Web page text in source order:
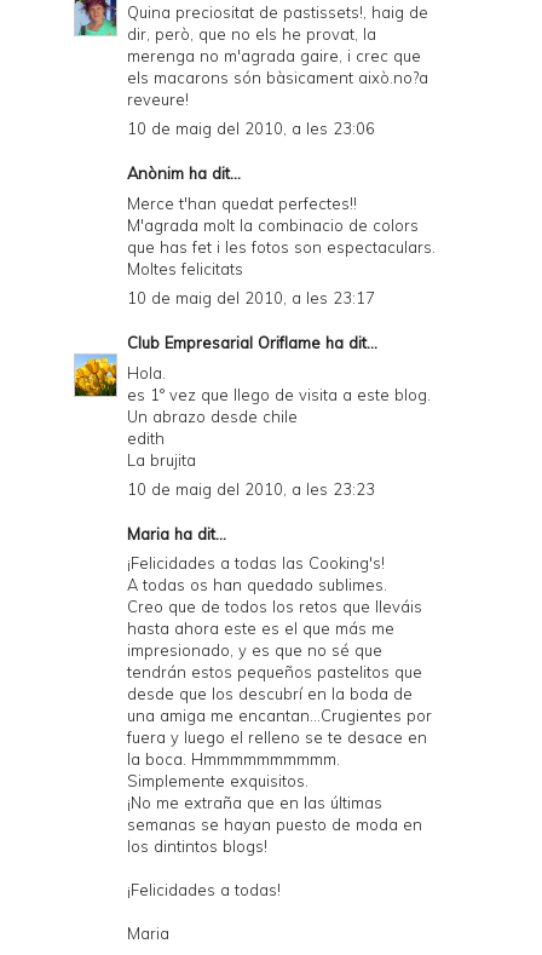
Quina preciositat de pastissets!, haig de
dir, però, que no els he provat, la
merenga no m'agrada gaire, i crec que
els macarons són bàsicament això.no?a
reveure!
10 de maig del 2010, a les 23:06
Anònim ha dit...
Merce t'han quedat perfectes!!
M'agrada molt la combinacio de colors
que has fet i les fotos son espectaculars.
Moltes felicitats
10 de maig del 2010, a les 23:17
Club Empresarial Oriflame ha dit...
Hola.
es 1° vez que llego de visita a este blog.
Un abrazo desde chile
edith
La brujita
10 de maig del 2010, a les 23:23
Maria ha dit...
¡Felicidades a todas las Cooking's!
A todas os han quedado sublimes.
Creo que de todos los retos que lleváis
hasta ahora este es el que más me
impresionado, y es que no sé que
tendrán estos pequeños pastelitos que
desde que los descubrí en la boda de
una amiga me encantan...Crugientes por
fuera y luego el relleno se te desace en
la boca. Hmmmmmmmmmm.
Simplemente exquisitos.
¡No me extraña que en las últimas
semanas se hayan puesto de moda en
los dintintos blogs!
¡Felicidades a todas!
Maria